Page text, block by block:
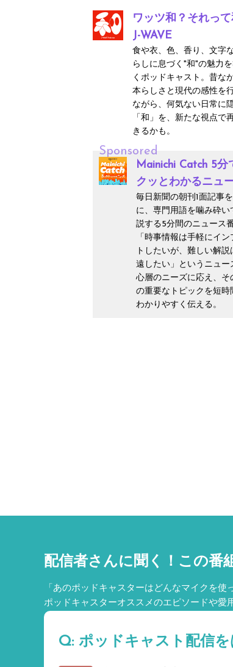
ワッツ和？それっ
J-WAVE
食や衣、色、香り、文字
らしに息づく"和"の魅力
くポッドキャスト。昔な
本らしさと現代の感性を
ながら、何気ない日常に
「和」を、新たな視点で
きるかも。
Sponsored
Mainichi Catch 5分
クッとわかるニュ
毎日新聞の朝刊1面記事
に、専門用語を噛み砕い
説する5分間のニュース番
「時事情報は手軽にイン
トしたいが、難しい解説
遠したい」というニュー
心層のニーズに応え、そ
の重要なトピックを短時
わかりやすく伝える。
配信者さんに聞く！ この番
「あのポッドキャスターはどんなマイクを
ポッドキャスターオススメのエピソードや愛
Q: ポッドキャスト配信